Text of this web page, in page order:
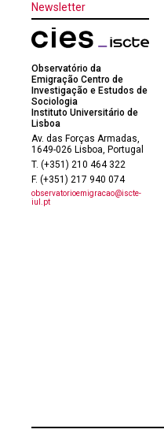
Newsletter
Observatório da
Emigração Centro de
Investigação e Estudos de
Sociologia
Instituto Universitário de
Lisboa
Av. das Forças Armadas,
1649-026 Lisboa, Portugal
T. (+351) 210 464 322
F. (+351) 217 940 074
observatorioemigracao@iscte-
iul.pt